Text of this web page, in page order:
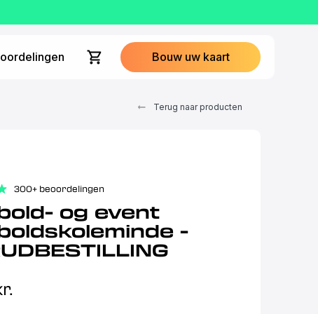
Bouw uw kaart
Terug naar producten
300+ beoordelingen
og event
-